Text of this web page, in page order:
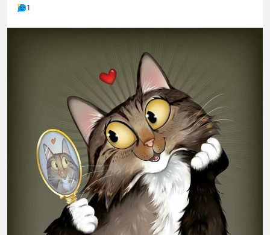
1